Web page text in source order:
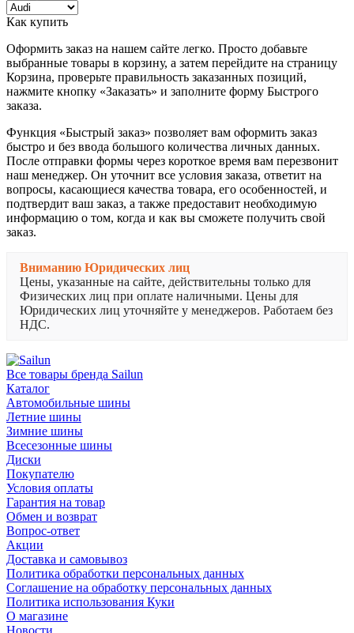
Как купить
Оформить заказ на нашем сайте легко. Просто добавьте
выбранные товары в корзину, а затем перейдите на страницу
Корзина, проверьте правильность заказанных позиций,
нажмите кнопку «Заказать» и заполните форму Быстрого
заказа.
Функция «Быстрый заказ» позволяет вам оформить заказ
быстро и без ввода большого количества личных данных.
После отправки формы через короткое время вам перезвонит
наш менеджер. Он уточнит все условия заказа, ответит на
вопросы, касающиеся качества товара, его особенностей, и
подтвердит ваш заказ, а также предоставит необходимую
информацию о том, когда и как вы сможете получить свой
заказ.
Вниманию Юридических лиц
Цены, указанные на сайте, действительны только для
Физических лиц при оплате наличными. Цены для
Юридических лиц уточняйте у менеджеров. Работаем без
НДС.
Все товары бренда Sailun
Каталог
Автомобильные шины
Летние шины
Зимние шины
Всесезонные шины
Диски
Покупателю
Условия оплаты
Гарантия на товар
Обмен и возврат
Вопрос-ответ
Акции
Доставка и самовывоз
Политика обработки персональных данных
Соглашение на обработку персональных данных
Политика использования Куки
О магазине
Новости